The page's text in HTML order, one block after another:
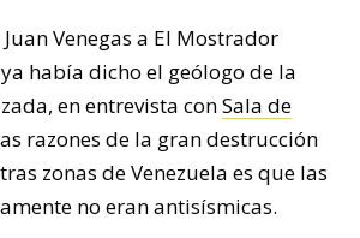
Venegas a El Mostrador
había dicho el geólogo de la
en entrevista conSala de
razones de la gran destrucción
zonas de Venezuela es que las
no eran antisísmicas.